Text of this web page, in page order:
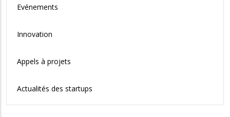
Evénements
Innovation
Appels à projets
Actualités des startups